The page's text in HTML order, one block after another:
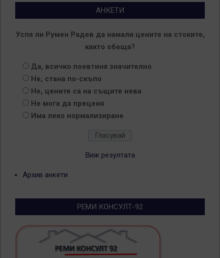
АНКЕТИ
Успя ли Румен Радев да намали цените на стоките,
както обеща?
Да, всичко поевтиня значително
Не, стана по-скъпо
Не, цените са на същите нева
Не мога да преценя
Има леко нормализиране
Виж резултата
Архив анкети
РЕМИ КОНСУЛТ-92